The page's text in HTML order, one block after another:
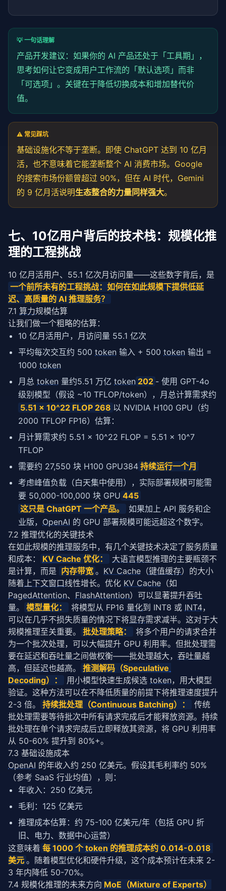
💡 一句话理解
产品开发建议：如果你的 AI 产品还处于「工具期」，
思考如何让它变成用户工作流的「默认选项」而非
「可选项」。关键在于降低切换成本和增加替代价
值。
⚠️ 常见踩坑
基础设施化不等于垄断。即使 ChatGPT 达到 10 亿月
活，也不意味着它能垄断整个 AI 消费市场。Google
的搜索市场份额曾超过 90%，但在 AI 时代，Gemini
的 9 亿月活说明生态整合的力量同样强大。
七、10亿用户背后的技术栈：规模化推
理的工程挑战
一个前所未有的工程挑战：如何在如此规模下提供低延
迟、高质量的 AI 推理服务？
7.1 算力规模估算
让我们做一个粗略的估算：
10 亿月活用户，月访问量 55.1 亿次
平均每次交互约 500 token 输入 + 500 token 输出 =
1000 token
月总 token 量约5.51 万亿 token 202 - 使用 GPT-4o
级别模型（假设 ~10 TFLOP/token），月总计算需求约
5.51 × 10^22 FLOP 268 以 NVIDIA H100 GPU（约
2000 TFLOP FP16）估算：
月计算需求约 5.51 × 10^22 FLOP = 5.51 × 10^7
TFLOP
需要约 27,550 块 H100 GPU384 持续运行一个月
考虑峰值负载（白天集中使用），实际部署规模可能需
要 50,000-100,000 块 GPU 445
这只是 ChatGPT 一个产品。
如果加上 API 服务和企
业版， OpenAI 的 GPU 部署规模可能远超这个数字。
7.2 推理优化的关键技术
在如此规模的推理服务中，有几个关键技术决定了服务质量
和成本：
KV Cache 优化： 大语言模型推理的主要瓶颈不
是计算，而是 内存带宽 。 KV Cache （键值缓存）的大小
随着上下文窗口线性增长。优化 KV Cache
PagedAttention、 FlashAttention）可以显著提升吞吐
量。 模型量化： 将模型从 FP16 量化到 INT8 或 INT4，
可以在几乎不损失质量的情况下将显存需求减半。这对于大
规模推理至关重要。
批处理策略：
将多个用户的请求合并
为一个批次处理，可以大幅提升 GPU 利用率。但批处理需
要在延迟和吞吐量之间做权衡——批处理越大， 吞吐量越
高，但延迟也越高。 推测解码 （Speculative
Decoding）： 用小模型快速生成候选 token，用大模型
验证。这种方法可以在不降低质量的前提下将推理速度提升
2-3 倍。
持续批处理（Continuous Batching）：
传统
批处理需要等待批次中所有请求完成后才能释放资源。持续
批处理在单个请求完成后立即释放其资源，将 GPU 利用率
从 50-60% 提升到 80%+。
7.3 基础设施成本
OpenAI 的年收入约 250 亿美元。假设其毛利率约 50%
（参考 SaaS 行业均值），则：
年收入：250 亿美元
毛利：125 亿美元
推理成本估算：约 75-100 亿美元/年（包括 GPU 折
旧、电力、数据中心运营）
这意味着 每 1000 个 token 的推理成本约 0.014-0.018
美元 。随着模型优化和硬件升级，这个成本预计在未来 2-
3 年内降低 50-70%。
7.4 规模化推理的未来方向 MoE （Mixture of Experts）